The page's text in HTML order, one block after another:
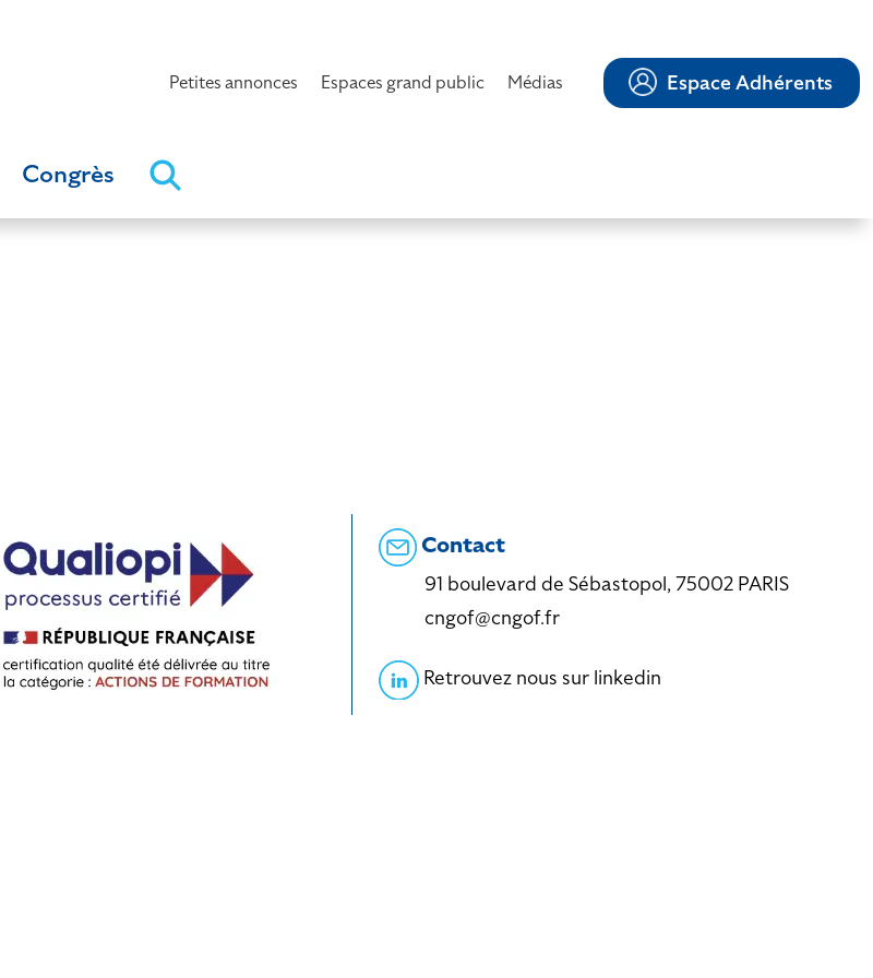
Petites annonces Espaces grand public Médias Espace Adhérents
Congrès
Contact
91 boulevard de Sébastopol, 75002 PARIS
cngof@cngof.fr
Retrouvez nous sur linkedin